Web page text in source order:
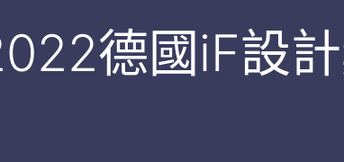
德國iF設計